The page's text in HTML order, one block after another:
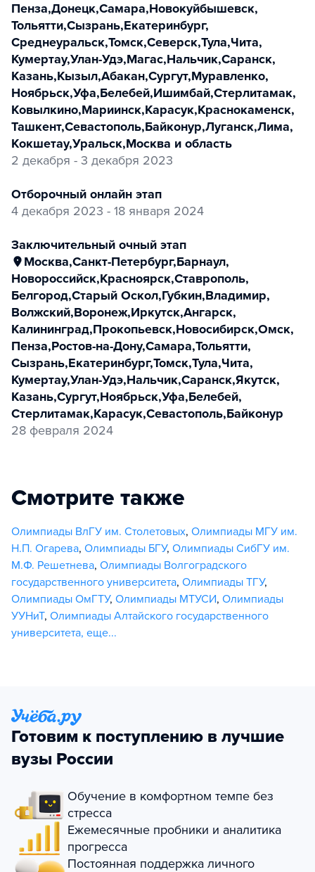
Пенза,Донецк,Самара,Новокуйбышевск,
Тольятти,Сызрань,Екатеринбург,
Среднеуральск,Томск,Северск,Тула,Чита,
Кумертау,Улан-Удэ,Магас,Нальчик,Саранск,
Казань,Кызыл,Абакан,Сургут,Муравленко,
Ноябрьск,Уфа,Белебей,Ишимбай,Стерлитамак,
Ковылкино,Мариинск,Карасук,Краснокаменск,
Ташкент,Севастополь,Байконур,Луганск,Лима,
Кокшетау,Уральск,Москва и область
2 декабря - 3 декабря 2023
отборочный онлайн этап
4 декабря 2023 - 18 января 2024
заключительный очный этап
Москва,Санкт-Петербург,Барнаул,
Новороссийск,Красноярск,Ставрополь,
Белгород,Старый Оскол,Губкин,Владимир,
Волжский,Воронеж,Иркутск,Ангарск,
Калининград,Прокопьевск,Новосибирск,Омск,
Пенза,Ростов-на-Дону,Самара,Тольятти,
Сызрань,Екатеринбург,Томск,Тула,Чита,
Кумертау,Улан-Удэ,Нальчик,Саранск,Якутск,
Казань,Сургут,Ноябрьск,Уфа,Белебей,
Стерлитамак,Карасук,Севастополь,Байконур
28 февраля 2024
Смотрите также
Олимпиады ВлГУ им. Столетовых, Олимпиады МГУ им.
Н.П. Огарева, Олимпиады БГУ, Олимпиады СибГУ им.
М.Ф. Решетнева, Олимпиады Волгоградского
государственного университета, Олимпиады ТГУ,
Олимпиады ОмГТУ, Олимпиады МТУСИ, Олимпиады
УУНиТ, Олимпиады Алтайского государственного
университета, еще...
Готовим к поступлению в лучшие
вузы России
Обучение в комфортном темпе без
стресса
Ежемесячные пробники и аналитика
прогресса
Постоянная поддержка личного